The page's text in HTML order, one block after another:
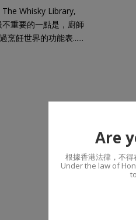
Whisky Library,
重要的一點是，廚師
烹飪世界的功能表......
Are
根據香港法律，不得
Under the law of